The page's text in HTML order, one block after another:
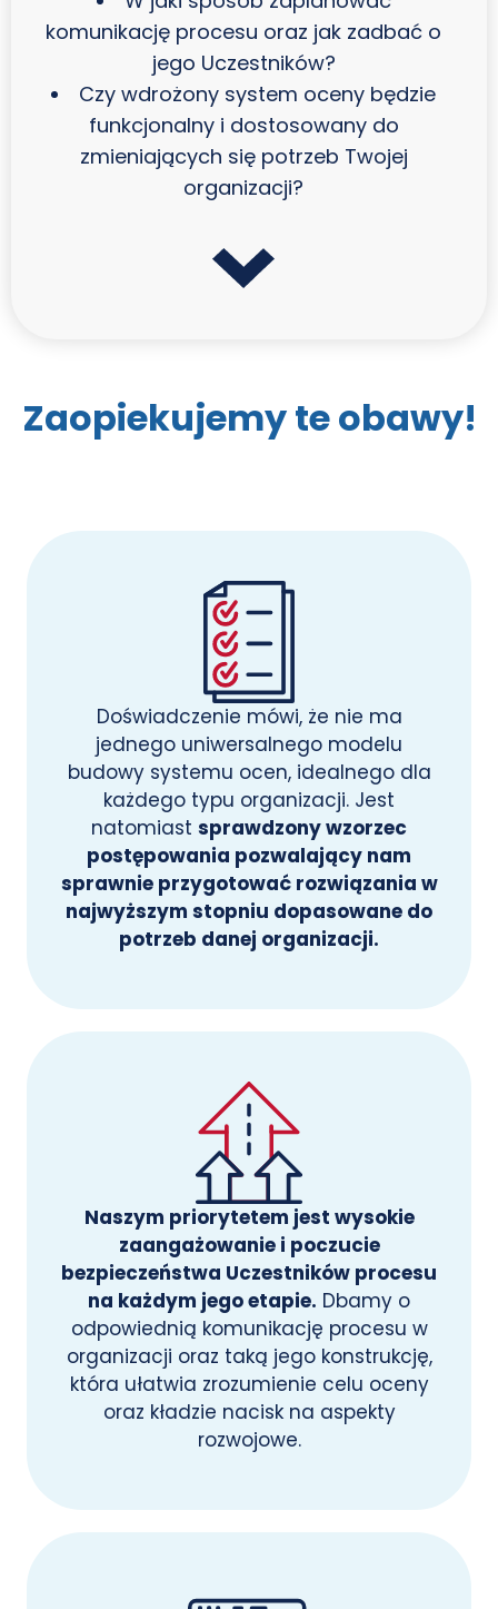
komunikację procesu oraz jak zadbać o
jego Uczestników?
Czy wdrożony system oceny będzie
funkcjonalny i dostosowany do
zmieniających się potrzeb Twojej
organizacji?
Zaopiekujemy te obawy!
Doświadczenie mówi, że nie ma
jednego uniwersalnego modelu
budowy systemu ocen, idealnego dla
każdego typu organizacji. Jest
natomiast sprawdzony wzorzec
postępowania pozwalający nam
sprawnie przygotować rozwiązania w
najwyższym stopniu dopasowane do
potrzeb danej organizacji.
Naszym priorytetem jest wysokie
zaangażowanie i poczucie
bezpieczeństwa Uczestników procesu
na każdym jego etapie. Dbamy o
odpowiednią komunikację procesu w
organizacji oraz taką jego konstrukcję,
która ułatwia zrozumienie celu oceny
oraz kładzie nacisk na aspekty
rozwojowe.